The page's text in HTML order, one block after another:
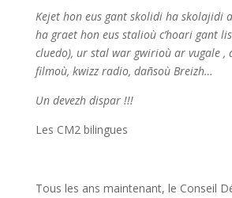
Kejet hon eus gant skolidi ha skolajidi
ha graet hon eus stalioù c’hoari gant
cluedo), ur stal war gwirioù ar vugale ,
filmoù, kwizz radio, dañsoù Breizh…
Un devezh dispar !!!
Les CM2 bilingues
Tous les ans maintenant, le Conseil